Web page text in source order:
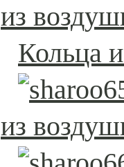
из
Кольца
из